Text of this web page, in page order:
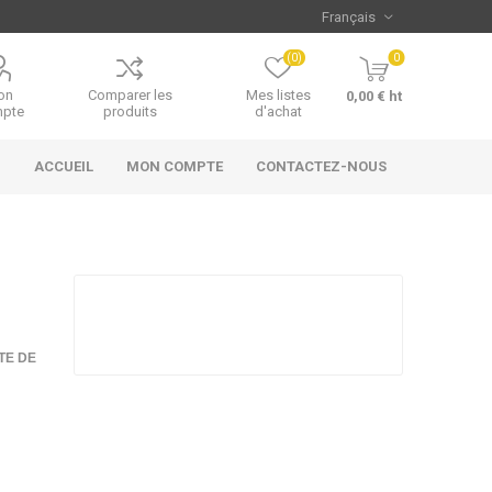
Comparer les
produits
Mes listes
d'achat
(0) 0
0,00 € ht
ACCUEIL MON COMPTE CONTACTEZ-NOUS
DE